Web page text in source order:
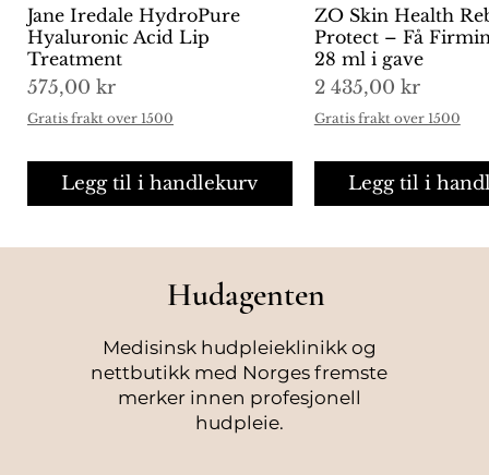
Hurtigvisning
Jane Iredale HydroPure
Hyaluronic Acid Lip
Treatment
Pris
575,00 kr
Gratis frakt over 1500
Legg til i handlekurv
ZO Skin Health
Protect – Få
28 ml i gave
Pris
2 435,00 kr
Gratis frakt over 1500
Legg til i
Hudagenten
Medisinsk hudpleieklinikk og
nettbutikk med Norges fremste
merker innen profesjonell
hudpleie.